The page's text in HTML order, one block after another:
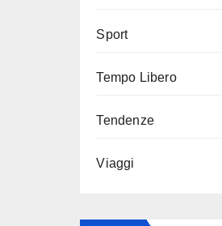
Sport
Tempo Libero
Tendenze
Viaggi